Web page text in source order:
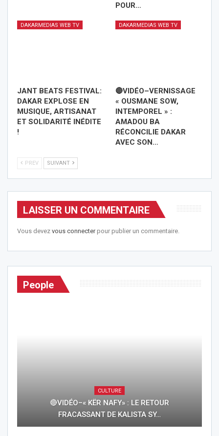
POUR…
DAKARMEDIAS WEB TV
JANT BEATS FESTIVAL:
DAKAR EXPLOSE EN
MUSIQUE, ARTISANAT
ET SOLIDARITÉ INÉDITE
!
DAKARMEDIAS WEB TV
🔴VIDÉO–VERNISSAGE
« OUSMANE SOW,
INTEMPOREL » :
AMADOU BA
RÉCONCILIE DAKAR
AVEC SON…
PREV SUIVANT
LAISSER UN COMMENTAIRE
Vous devez vous connecterpour publier un commentaire.
People
CULTURE
🔴VIDÉO–« KËR NAFY» : LE RETOUR
FRACASSANT DE KALISTA SY…